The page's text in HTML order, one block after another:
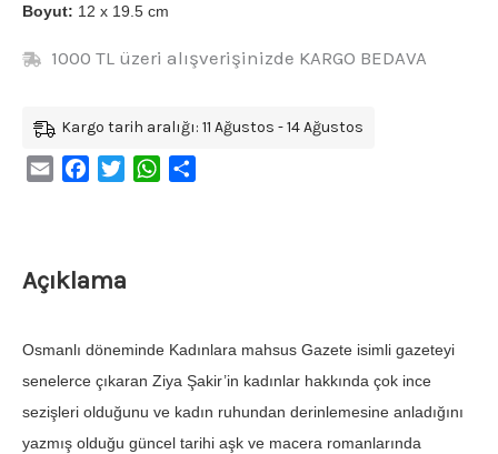
Boyut: 12 x 19.5 cm
1000 TL üzeri alışverişinizde KARGO BEDAVA
Kargo tarih aralığı: 11 Ağustos - 14 Ağustos
Email FacebookTwitterWhatsApp
Açıklama
Osmanlı döneminde Kadınlara mahsus Gazete isimli gazeteyi
senelerce çıkaran Ziya Şakir’in kadınlar hakkında çok ince
sezişleri olduğunu ve kadın ruhundan derinlemesine anladığını
yazmış olduğu güncel tarihi aşk ve macera romanlarında